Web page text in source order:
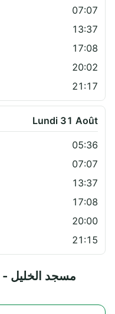
07:07
13:37
17:08
20:02
21:17
Lundi 31 Août
05:36
07:07
13:37
17:08
20:00
21:15